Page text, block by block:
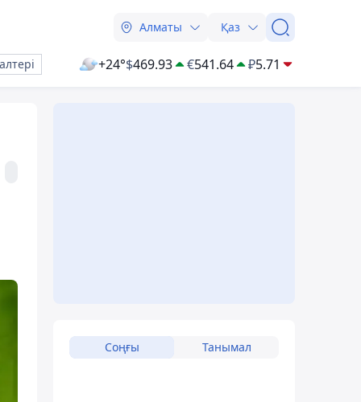
Алматы Қаз
+24°$469.93 €541.64 ₽5.71
Соңғы Танымал